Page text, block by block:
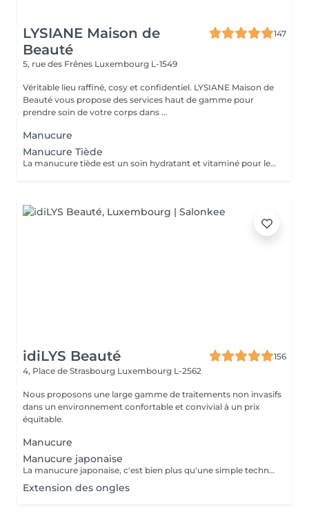
LYSIANE Maison de
Beauté
147
5, rue des Frênes Luxembourg L-1549
Véritable lieu raffiné, cosy et confidentiel. LYSIANE Maison de
Beauté vous propose des services haut de gamme pour
prendre soin de votre corps dans ...
Manucure
Manucure Tiède
La manucure tiède est un soin hydratant et vitaminé pour les mains et les ongles. Aucun vernis ne sera appliqué à la fin du soin afin de laisser les principes actifs agir.
idiLYS Beauté
156
4, Place de Strasbourg Luxembourg L-2562
Nous proposons une large gamme de traitements non invasifs
dans un environnement confortable et convivial à un prix
équitable.
Manucure
Manucure japonaise
La manucure japonaise, c'est bien plus qu'une simple technique de soin des ongles. Le but, c'est vraiment de redonner de l'éclat et de la vitalité aux ongles. Des ingrédients naturels sont utilisés pour chouchouter les ongles et mettre en valeur leur beauté innée : - on nourrit et on renforce les ongles avec des produits comme la cire d'abeille, le lait de riz et le soja. - on utilise des outils spécifiques et des techniques toutes douces, comme un polissage délicat et l'application de pâtes riches en nutriments.
Extension des ongles